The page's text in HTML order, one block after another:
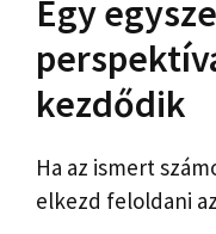
Egy
kezdődik
Ha az ismert
elkezd feloldani